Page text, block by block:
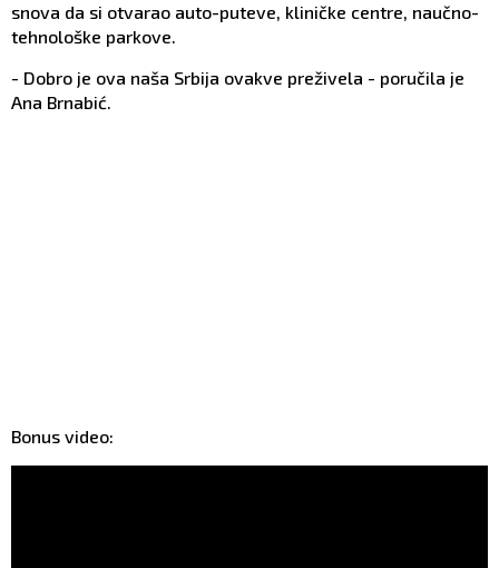
snova da si otvarao auto-puteve, kliničke centre, naučno-
tehnološke parkove.
- Dobro je ova naša Srbija ovakve preživela - poručila je
Ana Brnabić.
Bonus video: